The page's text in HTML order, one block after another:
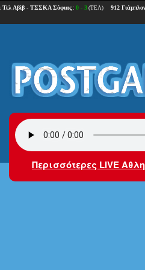
Περισσότερες LIVE